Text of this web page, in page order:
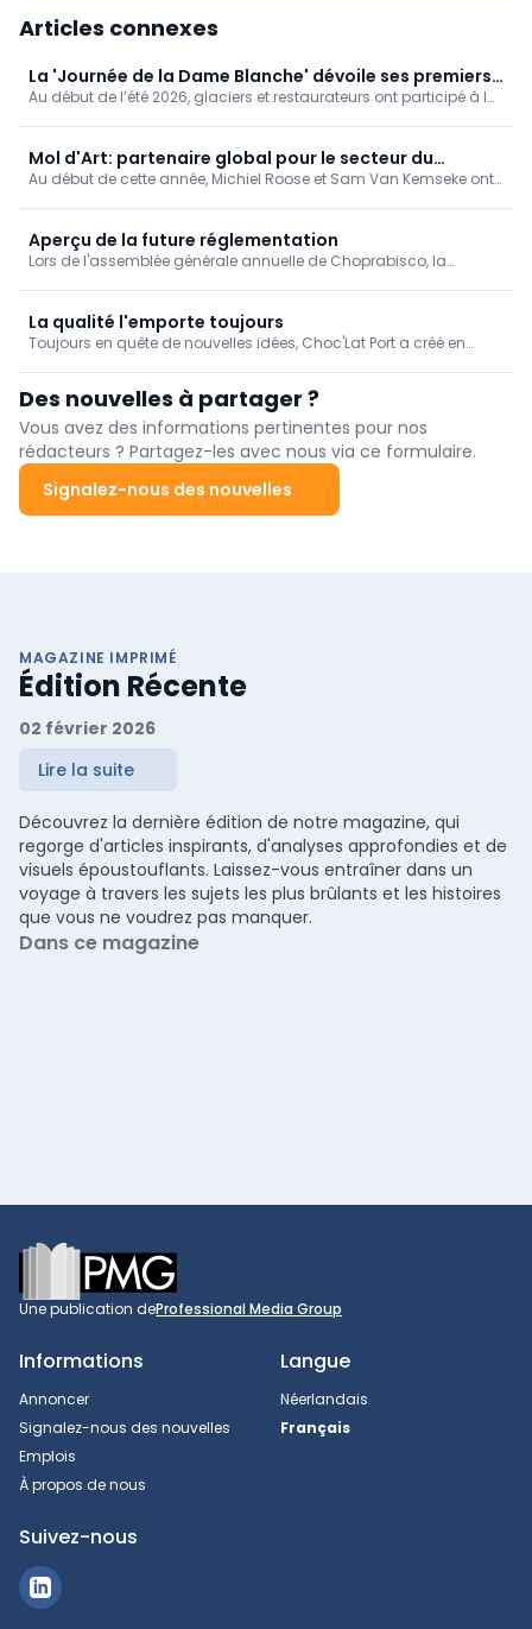
Articles connexes
La 'Journée de la Dame Blanche' dévoile ses premiers
lauréats
Au début de l’été 2026, glaciers et restaurateurs ont participé à la
classés de chaque région ont reçu la visite des chefs de la
Callebaut Chocolate Academy, chargés de désigner le créateur
de la meilleure Dame Blanche régionale. Les six lauréats ont été
dévoilés le 26 juillet, à l’occasion de la Journée de la Dame
Blanche, et ont reçu une distinction officielle à afficher sur la
façade de leur établissement.
Mol d'Art: partenaire global pour le secteur du
chocolat et de l'alimentation
Au début de cette année, Michiel Roose et Sam Van Kemseke ont
production sur mesure pour le secteur du chocolat, cela faisait
déjà un certain temps qu'ils collaboraient étroitement avec Mol
Aperçu de la future réglementation
Lors de l'assemblée générale annuelle de Choprabisco, la
s'adapte aux dernières évolutions politiques.
La qualité l'emporte toujours
Toujours en quête de nouvelles idées, Choc'Lat Port a créé en
des crevettes dans une praline, nous y avons vu un défi", raconte
Dominic, qui continue chaque jour à perfectionner son savoir-
faire.
Des nouvelles à partager ?
Vous avez des informations pertinentes pour nos
rédacteurs ? Partagez-les avec nous via ce formulaire.
Signalez-nous des nouvelles
MAGAZINE IMPRIMÉ
Édition Récente
02 février 2026
Lire la suite
Découvrez la dernière édition de notre magazine, qui
regorge d'articles inspirants, d'analyses approfondies et de
visuels époustouflants. Laissez-vous entraîner dans un
voyage à travers les sujets les plus brûlants et les histoires
que vous ne voudrez pas manquer.
Dans ce magazine
Footer
Une publication deProfessional Media Group
Informations
Annoncer
Signalez-nous des nouvelles
Emplois
À propos de nous
Langue
Néerlandais
Français
Suivez-nous